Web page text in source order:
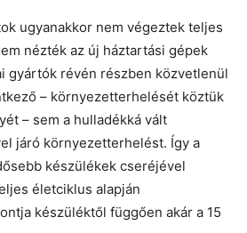
ugyanakkor nem végeztek teljes
nézték az új háztartási gépek
gyártók révén részben közvetlenül
– környezetterhelését köztük
– sem a hulladékká vált
járó környezetterhelést. Így a
készülékek cseréjével
életciklus alapján
készüléktől függően akár a 15